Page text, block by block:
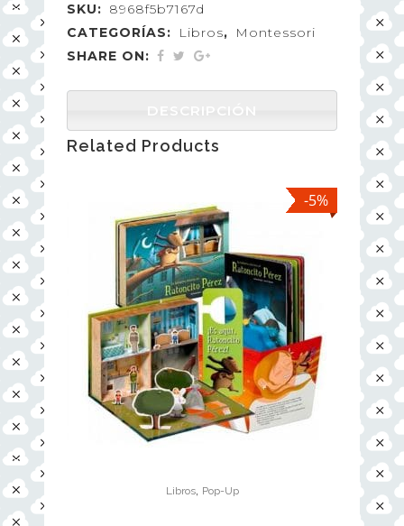
SKU: 8968f5b7167d
CATEGORÍAS:
Libros,
Montessori
SHARE ON:
DESCRIPCIÓN
Related Products
-5%
Libros, Pop-Up